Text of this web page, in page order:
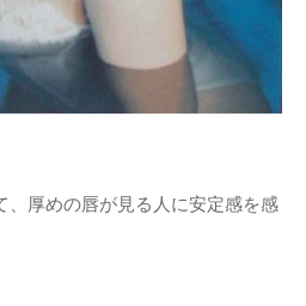
、厚めの唇が見る人に安定感を感